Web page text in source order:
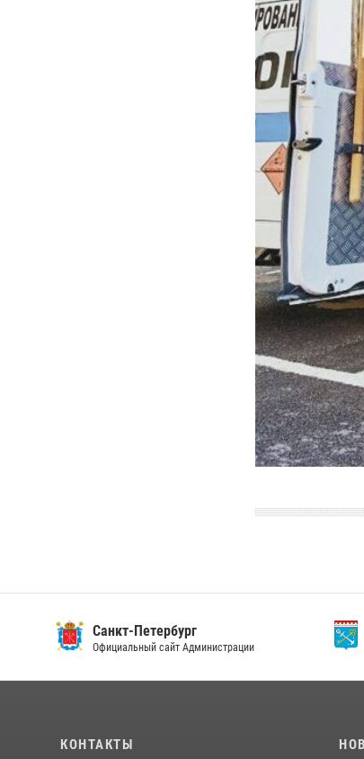
Санкт-Петербург
Официальный сайт Администрации
КОНТАКТЫ